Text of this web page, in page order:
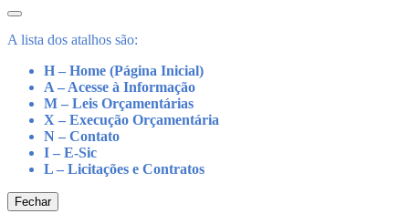
A lista dos atalhos são:
H – Home (Página Inicial)
A – Acesse à Informação
M – Leis Orçamentárias
X – Execução Orçamentária
N – Contato
I – E-Sic
L – Licitações e Contratos
Fechar